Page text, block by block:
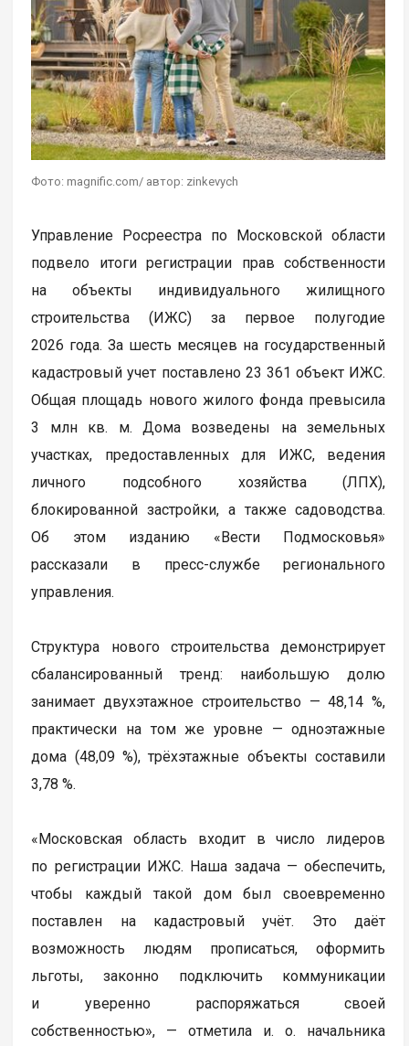
Фото: magnific.com/ автор: zinkevych
Управление Росреестра по Московской области
подвело итоги регистрации прав собственности
на объекты индивидуального жилищного
строительства (ИЖС) за первое полугодие
2026 года. За шесть месяцев на государственный
кадастровый учет поставлено 23 361 объект ИЖС.
Общая площадь нового жилого фонда превысила
3 млн кв. м. Дома возведены на земельных
участках, предоставленных для ИЖС, ведения
личного подсобного хозяйства (ЛПХ),
блокированной застройки, а также садоводства.
Об этом изданию «Вести Подмосковья»
рассказали в пресс-службе регионального
управления.
Структура нового строительства демонстрирует
сбалансированный тренд: наибольшую долю
занимает двухэтажное строительство — 48,14 %,
практически на том же уровне — одноэтажные
дома (48,09 %), трёхэтажные объекты составили
3,78 %.
«Московская область входит в число лидеров
по регистрации ИЖС. Наша задача — обеспечить,
чтобы каждый такой дом был своевременно
поставлен на кадастровый учёт. Это даёт
возможность людям прописаться, оформить
льготы, законно подключить коммуникации
и уверенно распоряжаться своей
собственностью», — отметила и. о. начальника